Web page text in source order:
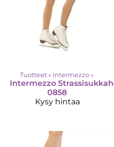
Tuotteet ‪» Intermezzo‪»
Intermezzo
0858
Kysy hintaa